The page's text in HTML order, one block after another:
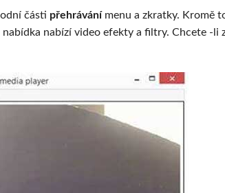
části přehrávánímenu a zkratky. Kromě
nabídka nabízí video efekty a filtry. Chcete -li